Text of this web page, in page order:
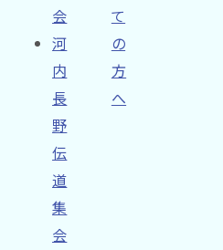
会
河
内
長
野
伝
道
集
会
て
の
方
へ